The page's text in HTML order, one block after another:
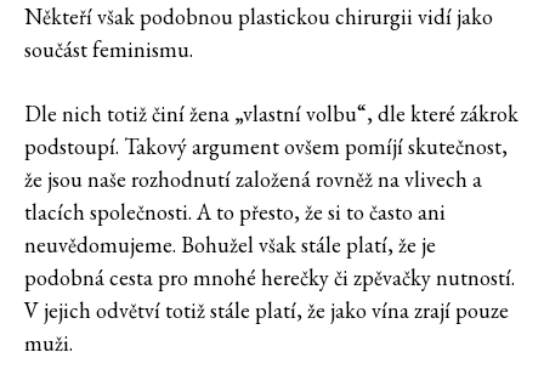
Někteří však podobnou plastickou chirurgii vidí jako
součást feminismu.
Dle nich totiž činí žena „vlastní volbu“, dle které zákrok
podstoupí. Takový argument ovšem pomíjí skutečnost,
že jsou naše rozhodnutí založená rovněž na vlivech a
tlacích společnosti. A to přesto, že si to často ani
neuvědomujeme. Bohužel však stále platí, že je
podobná cesta pro mnohé herečky či zpěvačky nutností.
V jejich odvětví totiž stále platí, že jako vína zrají pouze
muži.